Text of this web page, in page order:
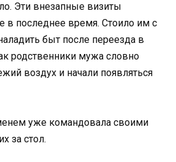
Эти внезапные визиты
в последнее время. Стоило им с
быт после переезда в
родственники мужа словно
воздух и начали появляться
уже командовала своими
за стол.